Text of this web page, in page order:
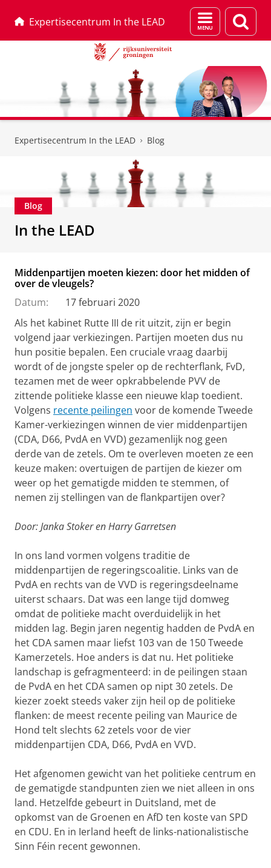
Expertisecentrum In the LEAD
Menu
en
Expertisecentrum In the LEAD Blog
Blog
In the LEAD
Middenpartijen moeten kiezen: door het midden of
over de vleugels?
Datum:
17 februari 2020
Als het kabinet Rutte III de rit uitzit, zijn er begin
volgend jaar verkiezingen. Partijen moeten dus nu
hun positie bepalen. Een cruciale vraag daarbij
wordt of de jongste speler op de rechterflank, FvD,
tezamen met de weer opkrabbelende PVV de
zittende politieke klasse een nieuwe klap toedient.
Volgens recente peilingen voor de komende Tweede
Kamer-verkiezingen winnen de vier middenpartijen
(CDA, D66, PvdA en VVD) gezamenlijk nog geen
derde van de zetels. Om te overleven moeten ze een
keuze maken: overtuigen de partijen de kiezer om
weer op het gematigde midden te stemmen, of
nemen zij stellingen van de flankpartijen over?
Door: Janka Stoker en Harry Garretsen
In ons land vormen volgens traditie de
middenpartijen de regeringscoalitie. Links van de
PvdA en rechts van de VVD is regeringsdeelname
uiterst schaars. Dat was een lange tijd domweg
omdat de politieke macht overduidelijk in het
midden lag. Begin jaren negentig hadden de PvdA en
het CDA samen maar liefst 103 van de 150 Tweede
Kamerzetels. Hoe anders is dat nu. Het politieke
landschap is gefragmenteerd: in de peilingen staan
de PvdA en het CDA samen op nipt 30 zetels. De
kiezer zoekt steeds vaker zijn heil op de politieke
flanken: de meest recente peiling van Maurice de
Hond telt slechts 62 zetels voor de vier
middenpartijen CDA, D66, PvdA en VVD.
Het afgenomen gewicht van het politieke centrum en
de gematigde standpunten zien we niet alleen in ons
land. Hetzelfde gebeurt in Duitsland, met de
opkomst van de Groenen en AfD ten koste van SPD
en CDU. En in Ierland heeft de links-nationalistische
Sinn Féin recent gewonnen.